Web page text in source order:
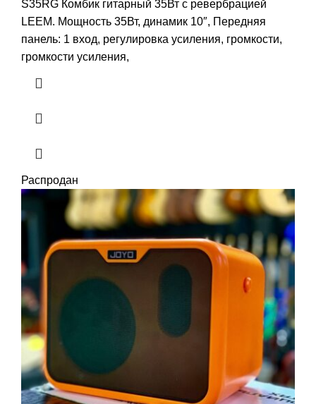
S35RG Комбик гитарный 35Вт c ревербрацией
LEEM. Мощность 35Вт, динамик 10″, Передняя
панель: 1 вход, регулировка усиления, громкости,
громкости усиления,
Распродан